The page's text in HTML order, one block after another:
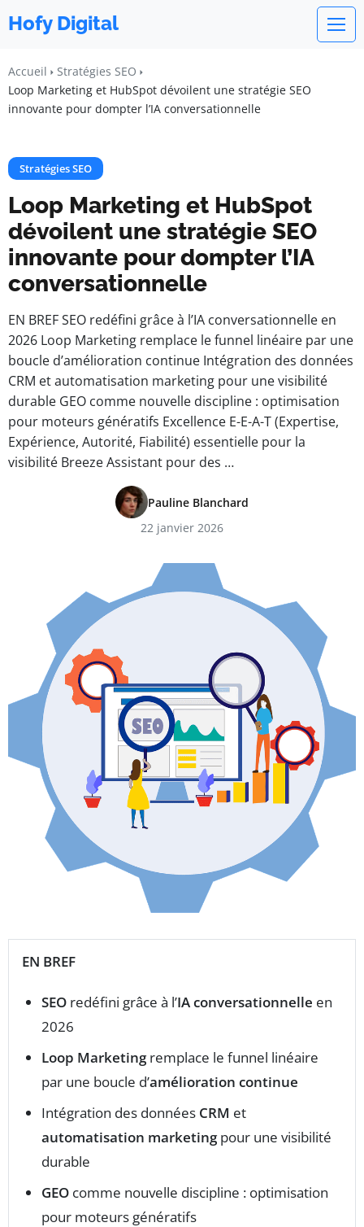
Hofy Digital
Accueil
Stratégies SEO
Loop Marketing et HubSpot dévoilent une stratégie SEO
innovante pour dompter l’IA conversationnelle
Stratégies SEO
Loop Marketing et HubSpot
dévoilent une stratégie SEO
innovante pour dompter l’IA
conversationnelle
EN BREF SEO redéfini grâce à l’IA conversationnelle en
2026 Loop Marketing remplace le funnel linéaire par une
boucle d’amélioration continue Intégration des données
CRM et automatisation marketing pour une visibilité
durable GEO comme nouvelle discipline : optimisation
pour moteurs génératifs Excellence E-E-A-T (Expertise,
Expérience, Autorité, Fiabilité) essentielle pour la
visibilité Breeze Assistant pour des …
Pauline Blanchard
22 janvier 2026
EN BREF
SEO redéfini grâce à l’IA conversationnelle en
2026
Loop Marketingremplace le funnel linéaire
par une boucle d’amélioration continue
Intégration des données CRM et
automatisation marketingpour une visibilité
durable
GEO comme nouvelle discipline : optimisation
pour moteurs génératifs